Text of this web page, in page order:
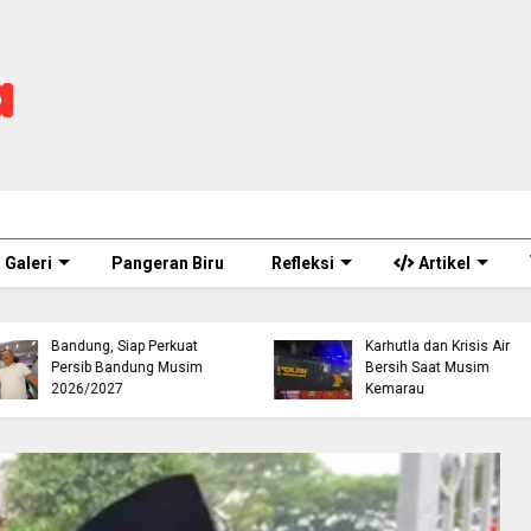
Galeri Pangeran Biru Refleksi Artikel
Masuk Curug Cikondang
Kini Rp100 Ribu? Ini
Penjelasan Pengelola
Jonggol Cianjur, Telepon
110 Berujung Tawaran
Kerja dari Polres